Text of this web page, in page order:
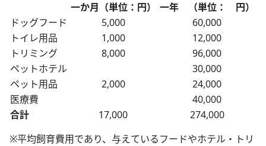
一か月（単位：円）
一年 （単位： 円）
ドッグフード
5,000
60,000
トイレ用品
1,000
12,000
トリミング
8,000
96,000
ペットホテル
30,000
ペット用品
2,000
24,000
医療費
40,000
合計
17,000
274,000
※平均飼育費用であり、与えているフードやホテル・トリ